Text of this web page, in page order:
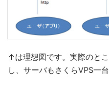
↑は理想図です。実際のと
し、サーバもさくらVPS一台